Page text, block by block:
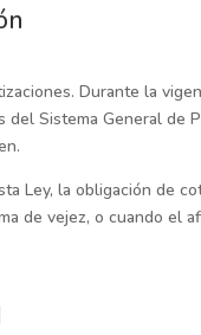
Durante la
del Sistema General
Ley, la obligación de
de vejez, o cuando el